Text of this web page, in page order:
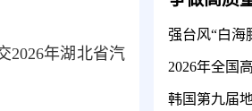
2026年湖北省汽
2026年全国
韩国第九届